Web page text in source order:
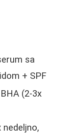
sa
+ SPF
(2-3x
nedeljno,